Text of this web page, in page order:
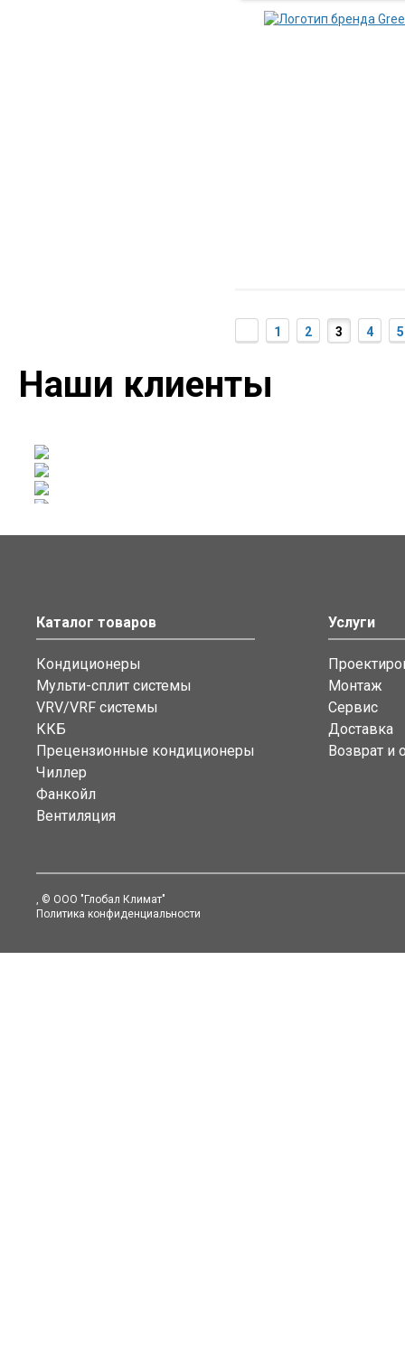
1 2 3 4 5
Наши клиенты
Каталог товаров
Кондиционеры
Мульти-сплит системы
VRV/VRF системы
ККБ
Прецензионные кондиционеры
Чиллер
Фанкойл
Вентиляция
Услуги
Монтаж
Сервис
Доставка
Возврат и
, © ООО "Глобал Климат"
Политика конфиденциальности